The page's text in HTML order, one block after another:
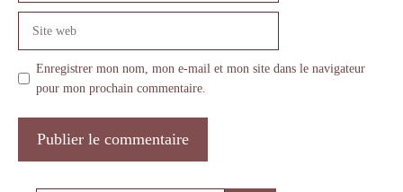
web
Enregistrer mon nom, mon e-mail et mon site dans le navigateur
pour mon prochain commentaire.